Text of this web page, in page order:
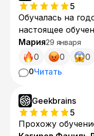
5
Обучалась на
настоящее
Мария29 января
0 0 0
0Читать
Geekbrains
5
Прохожу